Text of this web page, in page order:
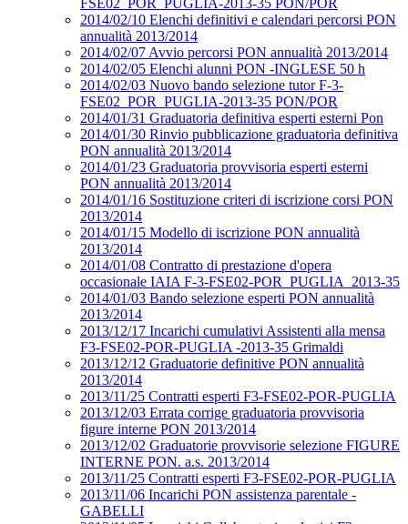
FSE02_POR_PUGLIA-2013-35 PON/POR
2014/02/10 Elenchi definitivi e calendari percorsi PON
annualità 2013/2014
2014/02/07 Avvio percorsi PON annualità 2013/2014
2014/02/05 Elenchi alunni PON -INGLESE 50 h
2014/02/03 Nuovo bando selezione tutor F-3-
FSE02_POR_PUGLIA-2013-35 PON/POR
2014/01/31 Graduatoria definitiva esperti esterni Pon
2014/01/30 Rinvio pubblicazione graduatoria definitiva
PON annualità 2013/2014
2014/01/23 Graduatoria provvisoria esperti esterni
PON annualità 2013/2014
2014/01/16 Sostituzione criteri di iscrizione corsi PON
2013/2014
2014/01/15 Modello di iscrizione PON annualità
2013/2014
2014/01/08 Contratto di prestazione d'opera
occasionale IAIA F-3-FSE02-POR_PUGLIA_2013-35
2014/01/03 Bando selezione esperti PON annualità
2013/2014
2013/12/17 Incarichi cumulativi Assistenti alla mensa
F3-FSE02-POR-PUGLIA -2013-35 Grimaldi
2013/12/12 Graduatorie definitive PON annualità
2013/2014
2013/11/25 Contratti esperti F3-FSE02-POR-PUGLIA
2013/12/03 Errata corrige graduatoria provvisoria
figure interne PON 2013/2014
2013/12/02 Graduatorie provvisorie selezione FIGURE
INTERNE PON. a.s. 2013/2014
2013/11/25 Contratti esperti F3-FSE02-POR-PUGLIA
2013/11/06 Incarichi PON assistenza parentale -
GABELLI